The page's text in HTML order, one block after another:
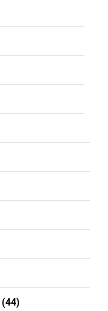
(44)